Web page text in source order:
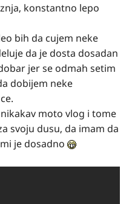
konstantno lepo
bih da cujem neke
da je dosta dosadan
jer se odmah setim
dobijem neke
moto vlog i tome
svoju dusu, da imam da
je dosadno